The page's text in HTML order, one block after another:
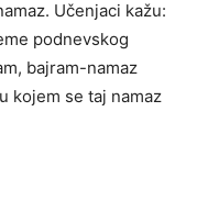
Učenjaci kažu:
podnevskog
bajram-namaz
kojem se taj namaz